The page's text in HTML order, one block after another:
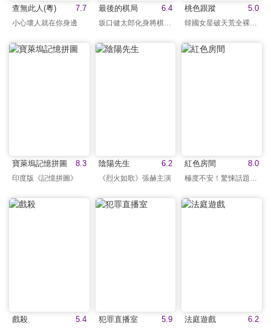
7.7
查無此人(粵)
小心壞人就在你身邊
6.4
最後的棋局
坂口健太郎化身將棋鬼才
5.0
桃色跟蹤
8.3
寶萊塢記憶拼圖
印度版《記憶拼圖》
6.2
陰陽先生
《烈火如歌》張赫主演
8.0
紅色房間
極度不安！驚悚話題之作
5.4
戲殺 5.9
犯罪直播室 6.2
法庭遊戲